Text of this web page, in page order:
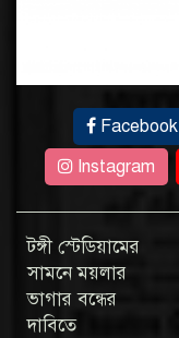
Facebook
Instagram
টঙ্গী স্টেডিয়ামের
সামনে ময়লার
ভাগার বন্ধের
দাবিতে